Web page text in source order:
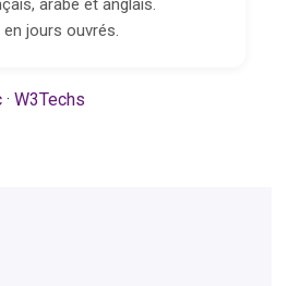
arabe et anglais.
jours ouvrés.
· W3Techs